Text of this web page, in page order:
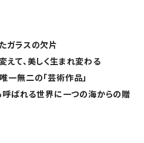
ガラスの欠片
て、美しく生まれ変わる
一無二の「芸術作品」
呼ばれる世界に一つの海からの贈